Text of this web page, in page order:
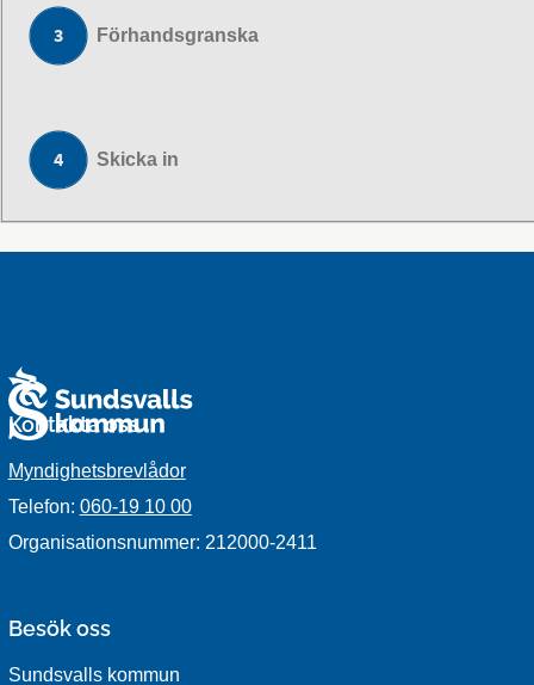
Förhandsgranska
Skicka in
Kontakta oss
Myndighetsbrevlådor
Telefon: 060-19 10 00
Organisationsnummer: 212000-2411
Besök oss
Sundsvalls kommun